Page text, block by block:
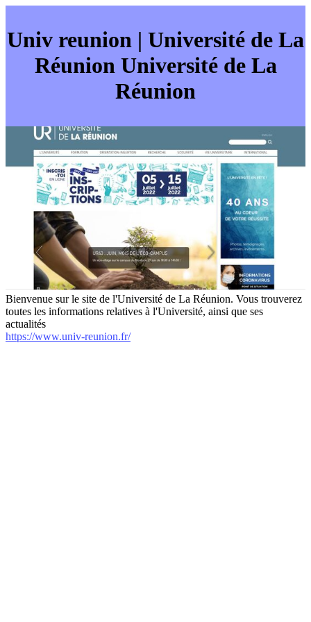
Univ reunion | Université de La
Réunion Université de La
Réunion
Bienvenue sur le site de l'Université de La Réunion. Vous trouverez
toutes les informations relatives à l'Université, ainsi que ses
actualités
https://www.univ-reunion.fr/